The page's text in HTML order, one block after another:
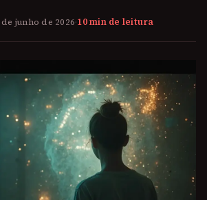
de junho de 2026·10 min de leitura